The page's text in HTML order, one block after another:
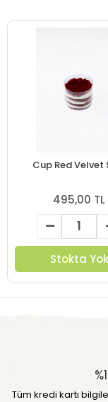
Cup Red Velvet
495,00 TL
Stokta Yok
Tüm kredi kartı